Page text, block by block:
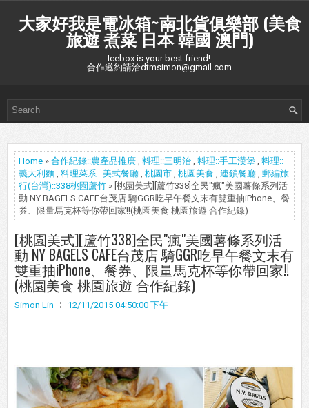
大家好我是電冰箱~南北貨俱樂部 (美食
旅遊 煮菜 日本 韓國 澳門)
Icebox is your best friend!
合作邀約請洽dtmsimon@gmail.com
Home » 合作紀錄::農產品推廣 , 料理::三明治 , 料理::手工漢堡 , 料理::
義大利麵 , 料理菜系:: 美式餐廳 , 桃園市 , 桃園美食 , 連鎖餐廳 , 郵編旅
行(台灣)::338桃園蘆竹 » [桃園美式][蘆竹338]全民"瘋"美國薯條系列活
動 NY BAGELS CAFE台茂店 騎GGR吃早午餐文末有雙重抽iPhone、餐
券、限量馬克杯等你帶回家!!(桃園美食 桃園旅遊 合作紀錄)
[桃園美式][蘆竹338]全民"瘋"美國薯條系列活
動 NY BAGELS CAFE台茂店 騎GGR吃早午餐文末有
雙重抽iPhone、餐券、限量馬克杯等你帶回家!!
(桃園美食 桃園旅遊 合作紀錄)
Simon Lin 12/11/2015 04:50:00 下午